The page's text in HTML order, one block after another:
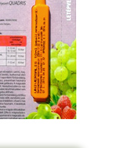
valamennyi